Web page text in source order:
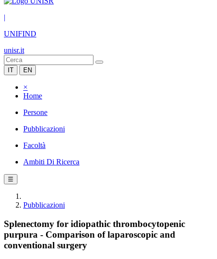
|
UNIFIND
unisr.it
IT EN
×
Home
Persone
Pubblicazioni
Facoltà
Ambiti Di Ricerca
☰
Pubblicazioni
Splenectomy for idiopathic thrombocytopenic
purpura - Comparison of laparoscopic and
conventional surgery